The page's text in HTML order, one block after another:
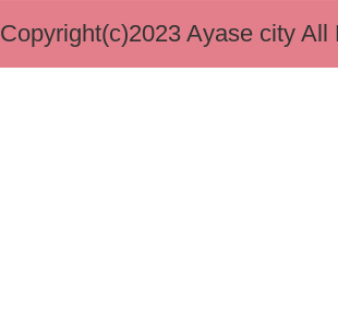
Copyright(c)2023 Ayase city